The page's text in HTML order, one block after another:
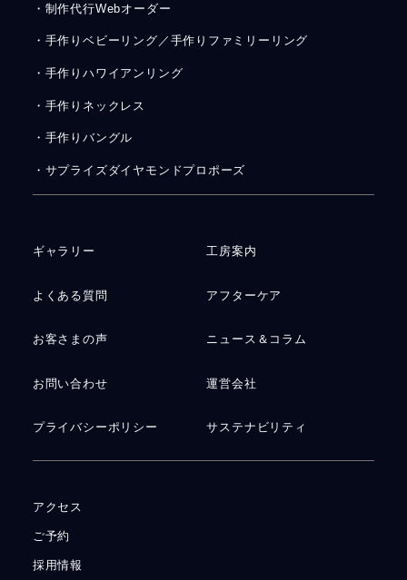
・制作代行Webオーダー
・手作りベビーリング／手作りファミリーリング
・手作りハワイアンリング
・手作りネックレス
・手作りバングル
・サプライズダイヤモンドプロポーズ
ギャラリー 工房案内
よくある質問 アフターケア
お客さまの声 ニュース＆コラム
お問い合わせ 運営会社
プライバシーポリシー サステナビリティ
アクセス
ご予約
採用情報